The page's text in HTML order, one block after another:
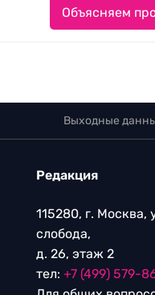
Объясняем
Выходные
Редакция
115280, г. Москва,
слобода,
д. 26, этаж 2
тел: +7 (499) 579-